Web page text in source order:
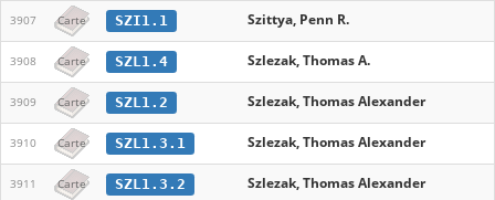
3907 Carte SZI1.1 Szittya, Penn R.
3908 Carte SZL1.4 Szlezak, Thomas A.
3909 Carte SZL1.2 Szlezak, Thomas Alexander
3910 Carte SZL1.3.1 Szlezak, Thomas Alexander
3911 Carte SZL1.3.2 Szlezak, Thomas Alexander